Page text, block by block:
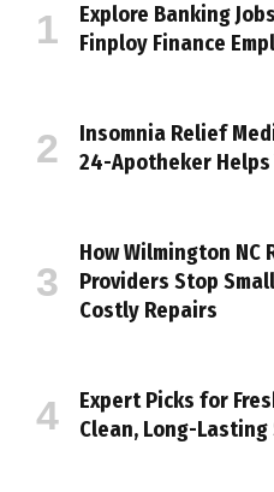
Explore Banking
Finploy Finance
Insomnia Relief
24-Apotheker
How Wilmington NC
Providers Stop
Costly Repairs
Expert Picks for
Clean, Long-Lasting